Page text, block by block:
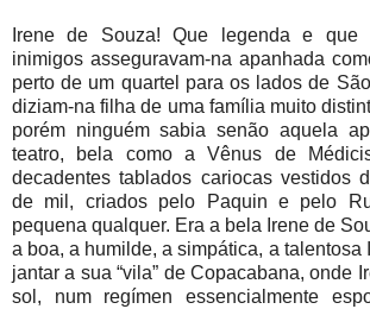
Irene de Souza! Que legenda e que
inimigos asseguravam-na apanhada
perto de um quartel para os lados de
diziam-na filha de uma família muito
porém ninguém sabia senão aquela
teatro, bela como a Vênus de
decadentes tablados cariocas vestidos
de mil, criados pelo Paquin e pelo
pequena qualquer. Era a bela Irene de
a boa, a humilde, a simpática, a talentosa
jantar a sua “vila” de Copacabana, onde
sol, num regímen essencialmente